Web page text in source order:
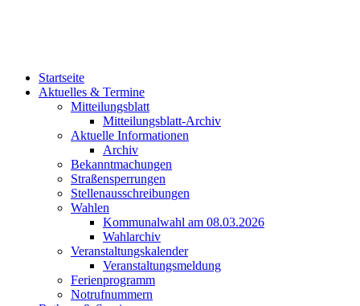
Startseite
Aktuelles & Termine
Mitteilungsblatt
Mitteilungsblatt-Archiv
Aktuelle Informationen
Archiv
Bekanntmachungen
Straßensperrungen
Stellenausschreibungen
Wahlen
Kommunalwahl am 08.03.2026
Wahlarchiv
Veranstaltungskalender
Veranstaltungsmeldung
Ferienprogramm
Notrufnummern